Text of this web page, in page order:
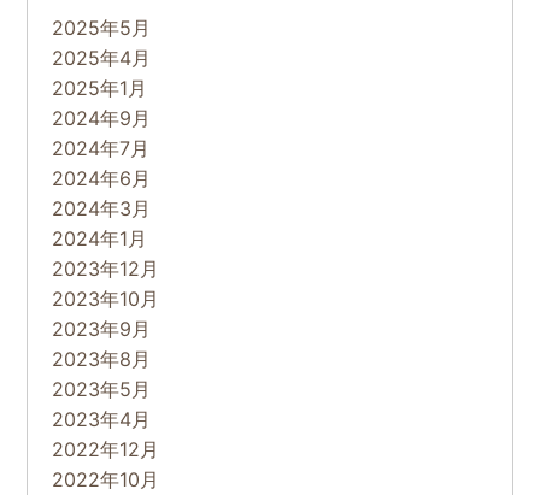
2025年5月
2025年4月
2025年1月
2024年9月
2024年7月
2024年6月
2024年3月
2024年1月
2023年12月
2023年10月
2023年9月
2023年8月
2023年5月
2023年4月
2022年12月
2022年10月